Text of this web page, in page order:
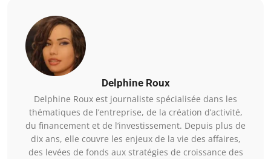
Delphine Roux
Delphine Roux est journaliste spécialisée dans les
thématiques de l’entreprise, de la création d’activité,
du financement et de l’investissement. Depuis plus de
dix ans, elle couvre les enjeux de la vie des affaires,
des levées de fonds aux stratégies de croissance des